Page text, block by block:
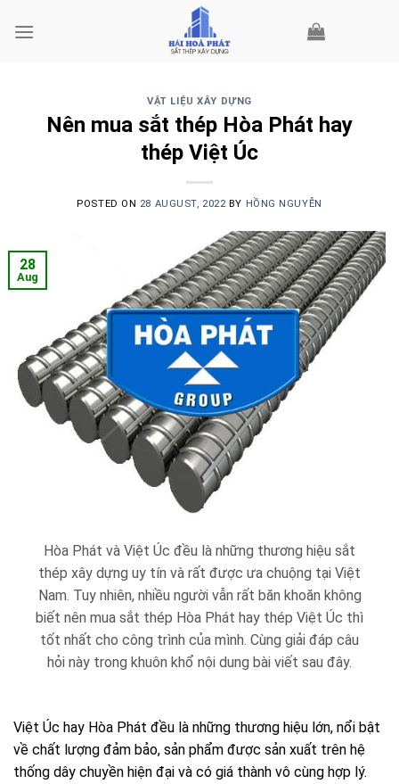
VẬT LIỆU XÂY DỰNG
Nên mua sắt thép Hòa Phát hay
thép Việt Úc
POSTED ON 28 AUGUST, 2022 BY HỒNG NGUYỄN
28
Aug
Hòa Phát và Việt Úc đều là những thương hiệu sắt
thép xây dựng uy tín và rất được ưa chuộng tại Việt
Nam. Tuy nhiên, nhiều người vẫn rất băn khoăn không
biết nên mua sắt thép Hòa Phát hay thép Việt Úc thì
tốt nhất cho công trình của mình. Cùng giải đáp câu
hỏi này trong khuôn khổ nội dung bài viết sau đây.
Việt Úc hay Hòa Phát đều là những thương hiệu lớn, nổi bật
về chất lượng đảm bảo, sản phẩm được sản xuất trên hệ
thống dây chuyền hiện đại và có giá thành vô cùng hợp lý.